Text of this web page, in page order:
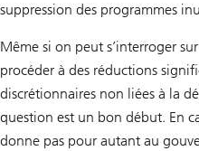
suppression des programmes
Même si on peut s’interroger
procéder à des réductions
discrétionnaires non liées à la
question est un bon début. En
donne pas pour autant au